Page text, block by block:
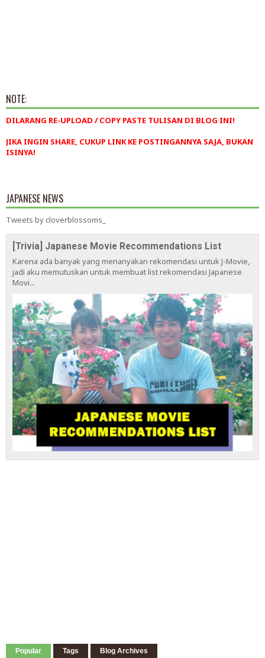
NOTE:
DILARANG RE-UPLOAD / COPY PASTE TULISAN DI BLOG INI!
JIKA INGIN SHARE, CUKUP LINK KE POSTINGANNYA SAJA, BUKAN
ISINYA!
JAPANESE NEWS
Tweets by cloverblossoms_
[Trivia] Japanese Movie Recommendations List
Karena ada banyak yang menanyakan rekomendasi untuk J-Movie,
jadi aku memutuskan untuk membuat list rekomendasi Japanese
Movi...
Popular Tags Blog Archives